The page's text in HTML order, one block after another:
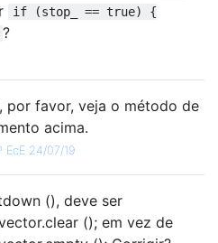
if (stop_ == true) {
?
por favor, veja o método de
acima.
EcE 24/07/19
(), deve ser
(); em vez de